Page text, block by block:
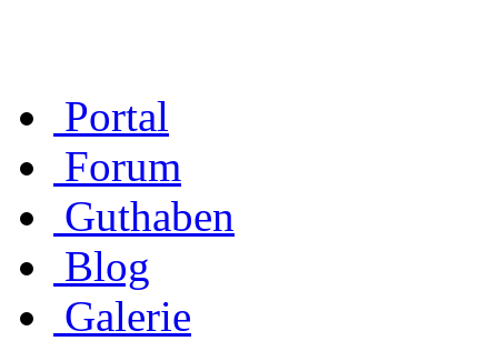
Portal
Forum
Guthaben
Blog
Galerie